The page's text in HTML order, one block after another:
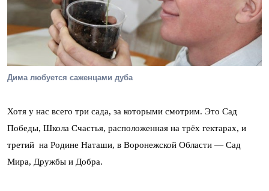
Дима любуется саженцами дуба
Хотя у нас всего три сада, за которыми смотрим. Это Сад
Победы, Школа Счастья, расположенная на трёх гектарах, и
третий на Родине Наташи, в Воронежской Области — Сад
Мира, Дружбы и Добра.